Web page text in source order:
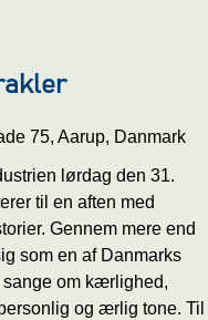
75, Aarup, Danmark
lørdag den 31.
til en aften med
Gennem mere end
som en af Danmarks
om kærlighed,
og ærlig tone. Til